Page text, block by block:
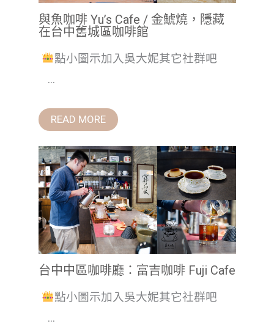
與魚咖啡 Yu’s Cafe / 金鯱燒，隱藏
在台中舊城區咖啡館
點小圖示加入吳大妮其它社群吧
...
READ MORE
台中中區咖啡廳：富吉咖啡 Fuji Cafe
點小圖示加入吳大妮其它社群吧
...